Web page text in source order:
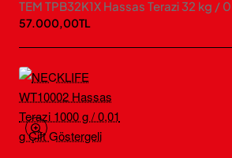
TEM TPB32K1X Hassas Terazi 32 kg /
57.000,00TL